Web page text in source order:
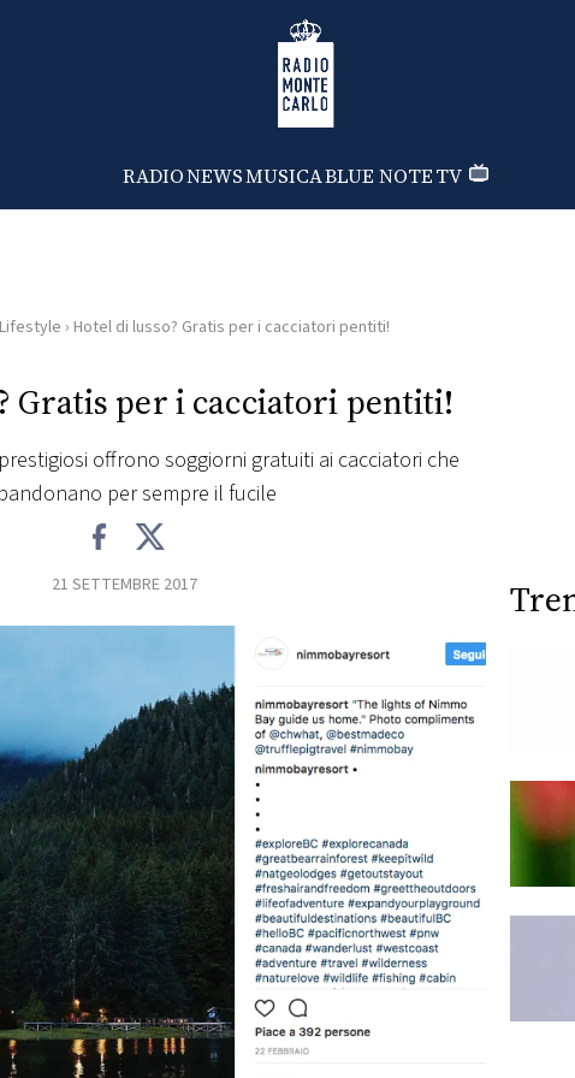
Radio Monte Carlo
RADIONEWSMUSICABLUE NOTETV
Lifestyle › Hotel di lusso? Gratis per i cacciatori pentiti!
Gratis per i cacciatori pentiti!
offrono soggiorni gratuiti ai cacciatori che
per sempre il fucile
21 SETTEMBRE 2017